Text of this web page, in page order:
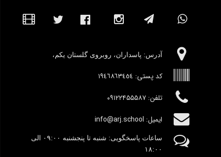
آدرس:‌ پاسداران، روبروی گلستان یکم،
کد پستی: ١٩٤٦٨٦٣٤٥٤
تلفن: ۰۹۱۲۲۴۵۵۵۸۷
ایمیل: info@arj.school
ساعات پاسخگویی: شنبه تا پنجشنبه ٠۹:۰۰ الی
١٨:٠٠